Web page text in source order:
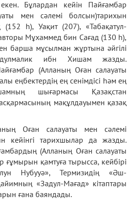
Бұлардан кейін Пайғамбар
мен сәлемі болсын)тарихын
һ), Уақит (207), «Табақатул-
Мұхаммед бин Сағад (130 һ),
барша мұсылман жұртына әйгілі
ибн Хишам жазды.
(Алланың Оған салауаты
еңбектердің ең сенімдісі һәм ең
шығармасы Қазақстан
мақұлдауымен қазақ
Оған салауаты мен сәлемі
кейінгі тарихшылар да жазды.
(Алланың Оған салауаты
ғұмырын қамтуға тырысса, кейбірі
Нубууә», Термизидің «Әш-
«Задул-Мағад» кітаптары
ғана баяндады.